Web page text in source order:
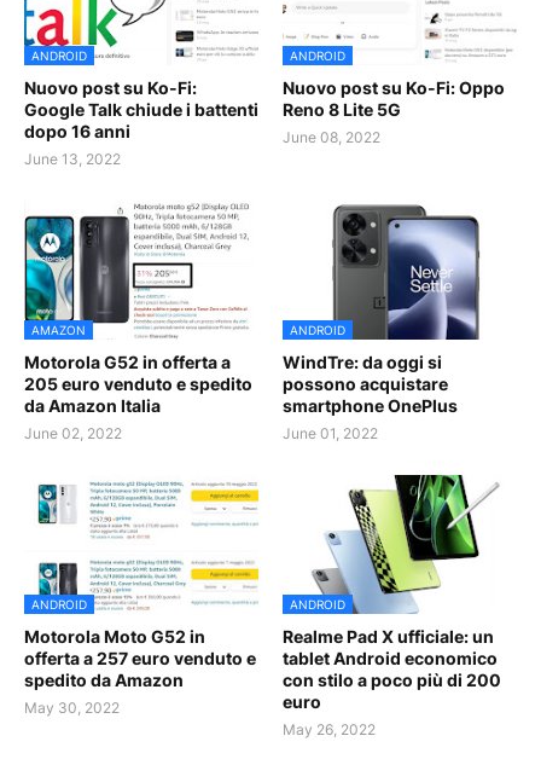
ANDROID
Nuovo post su Ko-Fi:
Google Talk chiude i battenti
dopo 16 anni
June 13, 2022
ANDROID
Nuovo post su Ko-Fi: Oppo
Reno 8 Lite 5G
June 08, 2022
AMAZON
Motorola G52 in offerta a
205 euro venduto e spedito
da Amazon Italia
June 02, 2022
ANDROID
WindTre: da oggi si
possono acquistare
smartphone OnePlus
June 01, 2022
ANDROID
Motorola Moto G52 in
offerta a 257 euro venduto e
spedito da Amazon
May 30, 2022
ANDROID
Realme Pad X ufficiale: un
tablet Android economico
con stilo a poco più di 200
euro
May 26, 2022